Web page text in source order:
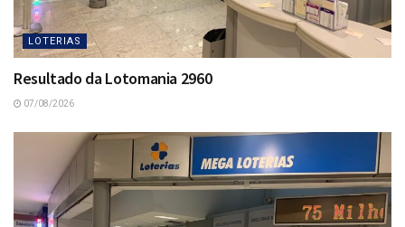
LOTERIAS
Resultado da Lotomania 2960
07/08/2026